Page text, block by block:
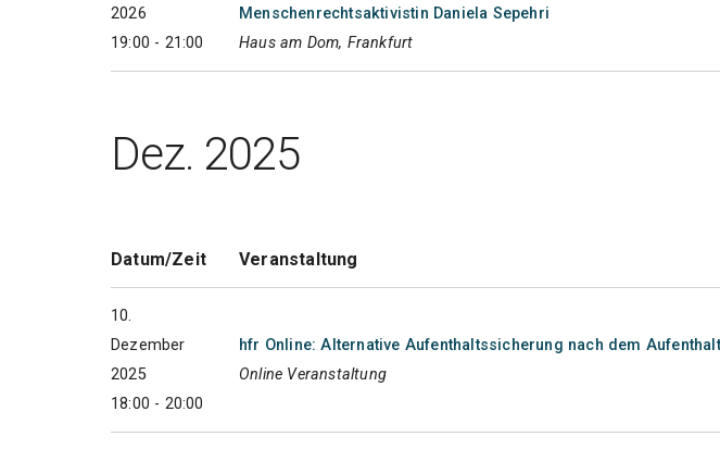
2026
19:00 - 21:00
Menschenrechtsaktivistin Daniela Sepehri
Haus am Dom, Frankfurt
Dez. 2025
Datum/Zeit Veranstaltung
10.
Dezember
2025
18:00 - 20:00
hfr Online: Alternative Aufenthaltssicherung nach dem
Online Veranstaltung